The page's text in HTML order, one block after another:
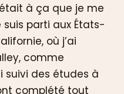
à ça que je me
parti aux États-
où j’ai
comme
suivi des études à
complété tout